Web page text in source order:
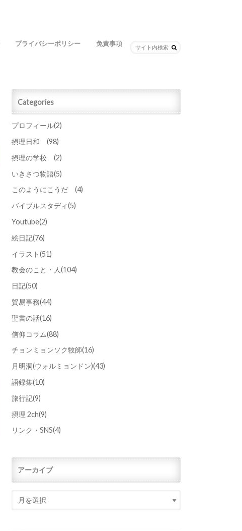
プライバシーポリシー 免責事項
Categories
プロフィール(2)
摂理日和 (98)
摂理の学校 (2)
いきさつ物語(5)
このようにこうだ (4)
バイブルスタディ(5)
Youtube(2)
絵日記(76)
イラスト(51)
教会のこと・人(104)
日記(50)
貿易事務(44)
聖書の話(16)
信仰コラム(88)
チョンミョンソク牧師(16)
月明洞(ウォルミョンドン)(43)
語録集(10)
旅行記(9)
摂理 2ch(9)
リンク・SNS(4)
アーカイブ